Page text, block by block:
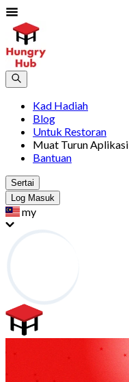
Kad Hadiah
Blog
Untuk Restoran
Muat Turun Aplikasi
Bantuan
Sertai
Log Masuk
my